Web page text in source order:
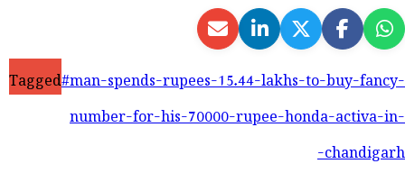
Tagged#man-spends-rupees-15.44-lakhs-to-buy-fancy-
number-for-his-70000-rupee-honda-activa-in-
chandigarh-